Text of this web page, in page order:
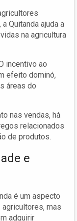
Quitanda ajuda a
na agricultura
incentivo ao
efeito dominó,
áreas do
nas vendas, há
relacionados
de produtos.
e
é um aspecto
agricultores, mas
adquirir